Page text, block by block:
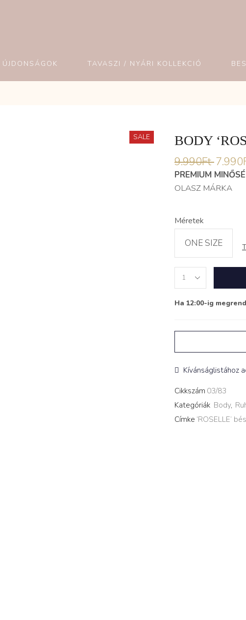
ÚJDONSÁGOK TAVASZI / NYÁRI KOLLEKCIÓ
SALE BODY
9.990Ft 7.990
PREMIUM
OLASZ MÁRKA
Méretek
ONE SIZE
Body
bész
Ha 12:00-ig
Kívánságlistához
Cikkszám 03/83
Kategóriák Body,
Címke ‘ROSELLE’